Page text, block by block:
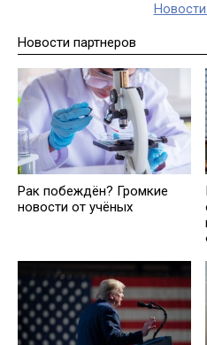
Новости партнеров
Рак побеждён? Громкие
новости от учёных